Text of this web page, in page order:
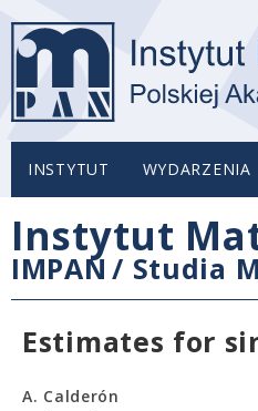
INSTYTUT WYDARZENIA
Instytut
IMPAN / Studia
Estimates for
A. Calderón